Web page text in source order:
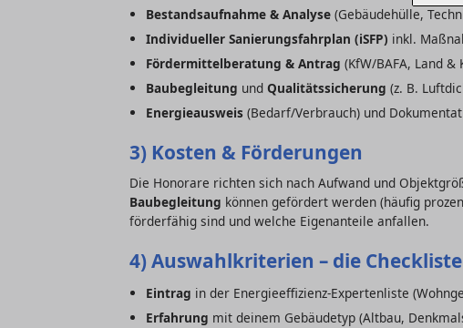
Bestandsaufnahme & Analyse(Gebäudehülle,
Individueller Sanierungsfahrplan (iSFP) inkl.
Fördermittelberatung & Antrag (KfW/BAFA, Land
Baubegleitung und Qualitätssicherung (z. B.
Energieausweis(Bedarf/Verbrauch) und
3) Kosten & Förderungen
Die Honorare richten sich nach Aufwand und
Baubegleitung können gefördert werden (häufig
förderfähig sind und welche Eigenanteile anfallen.
4) Auswahlkriterien – die Checkliste
Eintrag in der Energieeffizienz-Expertenliste
Erfahrung mit deinem Gebäudetyp (Altbau,